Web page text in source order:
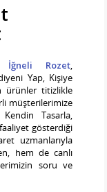
İğneli Rozet,
Yap, Kişiye
ürünler titizlikle
müşterilerimize
Tasarla,
gösterdiği
uzmanlarıyla
hem de canlı
soru ve